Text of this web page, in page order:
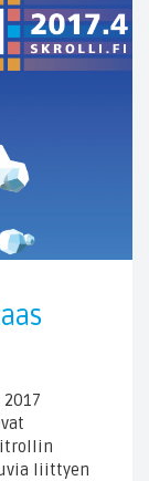
liittyen